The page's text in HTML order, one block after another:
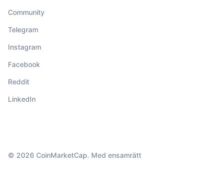
Community
Telegram
Instagram
Facebook
Reddit
LinkedIn
© 2026 CoinMarketCap. Med ensamrätt